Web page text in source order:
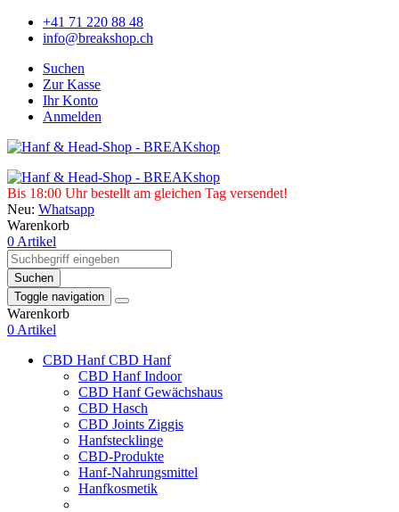
+41 71 220 88 48
info@breakshop.ch
Suchen
Zur Kasse
Ihr Konto
Anmelden
Bis 18:00 Uhr bestellt am gleichen Tag versendet!
Neu: Whatsapp
Warenkorb
0 Artikel
Suchen
Toggle navigation
Warenkorb
0 Artikel
CBD HanfCBD Hanf
CBD Hanf Indoor
CBD Hanf Gewächshaus
CBD Hasch
CBD Joints Ziggis
Hanfstecklinge
CBD-Produkte
Hanf-Nahrungsmittel
Hanfkosmetik